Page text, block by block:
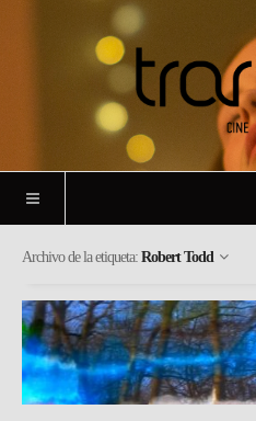
Archivo de la etiqueta: Robert Todd